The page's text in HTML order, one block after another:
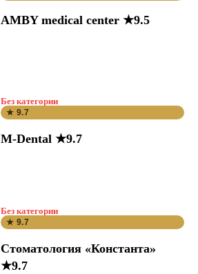
AMBY medical center ★9.5
Без категории
★ 9.7
M-Dental ★9.7
Без категории
★ 9.7
Стоматология «Константа»
★9.7